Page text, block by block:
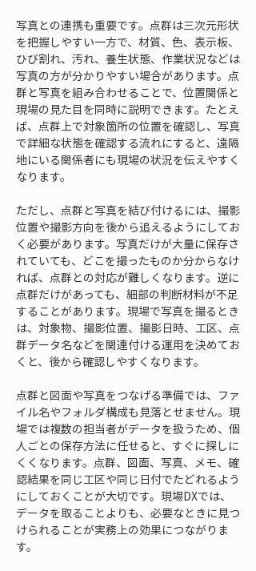
写真との連携も重要です。点群は三次元形状
を把握しやすい一方で、材質、色、表示板、
ひび割れ、汚れ、養生状態、作業状況などは
写真の方が分かりやすい場合があります。点
群と写真を組み合わせることで、位置関係と
現場の見た目を同時に説明できます。たとえ
ば、点群上で対象箇所の位置を確認し、写真
で詳細な状態を確認する流れにすると、遠隔
地にいる関係者にも現場の状況を伝えやすく
なります。
ただし、点群と写真を結び付けるには、撮影
位置や撮影方向を後から追えるようにしてお
く必要があります。写真だけが大量に保存さ
れていても、どこを撮ったものか分からなけ
れば、点群との対応が難しくなります。逆に
点群だけがあっても、細部の判断材料が不足
することがあります。現場で写真を撮るとき
は、対象物、撮影位置、撮影日時、工区、点
群データ名などを関連付ける運用を決めてお
くと、後から確認しやすくなります。
点群と図面や写真をつなげる準備では、ファ
イル名やフォルダ構成も見落とせません。現
場では複数の担当者がデータを扱うため、個
人ごとの保存方法に任せると、すぐに探しに
くくなります。点群、図面、写真、メモ、確
認結果を同じ工区や同じ日付でたどれるよう
にしておくことが大切です。現場DXでは、
データを取ることよりも、必要なときに見つ
けられることが実務上の効果につながりま
す。